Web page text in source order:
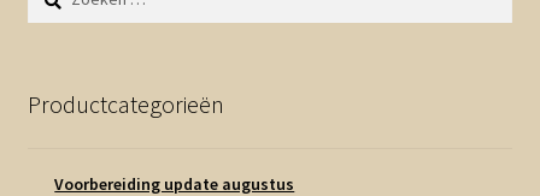
naar:
Productcategorieën
Voorbereiding update augustus